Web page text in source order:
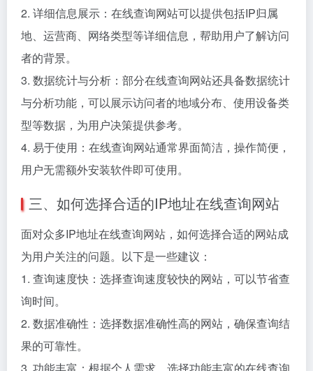
2. 详细信息展示：在线查询网站可以提供包括IP归属
地、运营商、网络类型等详细信息，帮助用户了解访问
者的背景。
3. 数据统计与分析：部分在线查询网站还具备数据统计
与分析功能，可以展示访问者的地域分布、使用设备类
型等数据，为用户决策提供参考。
4. 易于使用：在线查询网站通常界面简洁，操作简便，
用户无需额外安装软件即可使用。
三、如何选择合适的IP地址在线查询网站
面对众多IP地址在线查询网站，如何选择合适的网站成
为用户关注的问题。以下是一些建议：
1. 查询速度快：选择查询速度较快的网站，可以节省查
询时间。
2. 数据准确性：选择数据准确性高的网站，确保查询结
果的可靠性。